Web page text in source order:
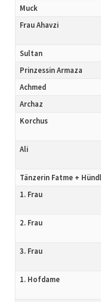
Muck
Frau Ahavzi
Sultan
Prinzessin Armaza
Achmed
Archaz
Korchus
Ali
Tänzerin Fatme +
1. Frau
2. Frau
3. Frau
1. Hofdame